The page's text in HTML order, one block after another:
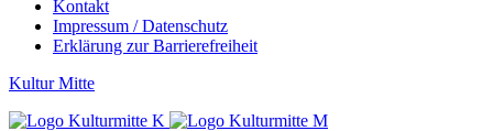
Kontakt
Impressum / Datenschutz
Erklärung zur Barrierefreiheit
Kultur Mitte